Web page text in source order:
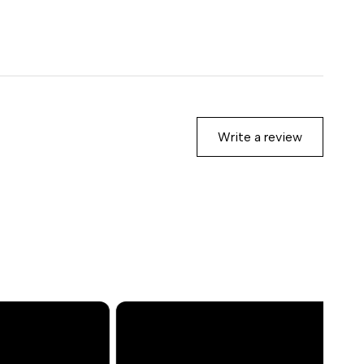
Write a review